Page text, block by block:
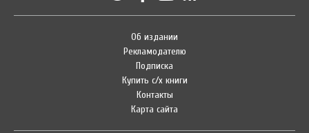
Об издании
Рекламодателю
Подписка
Купить с/х книги
Контакты
Карта сайта